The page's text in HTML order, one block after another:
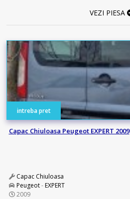
VEZI PIESA
intreba pret
Capac Chiuloasa Peugeot EXPERT 2009
Capac Chiuloasa
Peugeot-EXPERT
2009